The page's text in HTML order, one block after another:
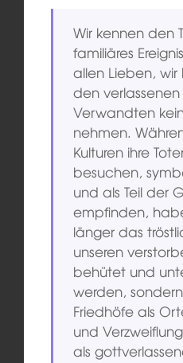
Wir kennen den
familiäres
allen Lieben,
den verlassenen
Verwandten
nehmen.
Kulturen ihre
besuchen,
und als Teil der
empfinden,
länger das
unseren
behütet und
werden,
Friedhöfe als
und
als